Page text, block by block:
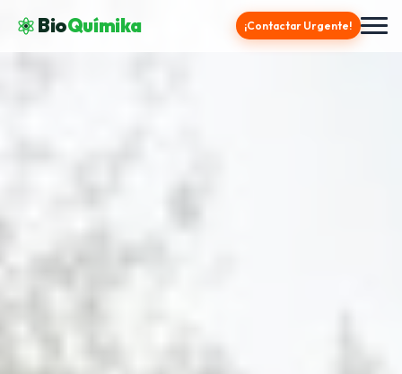
BioQuímika ¡Contactar Urgente!